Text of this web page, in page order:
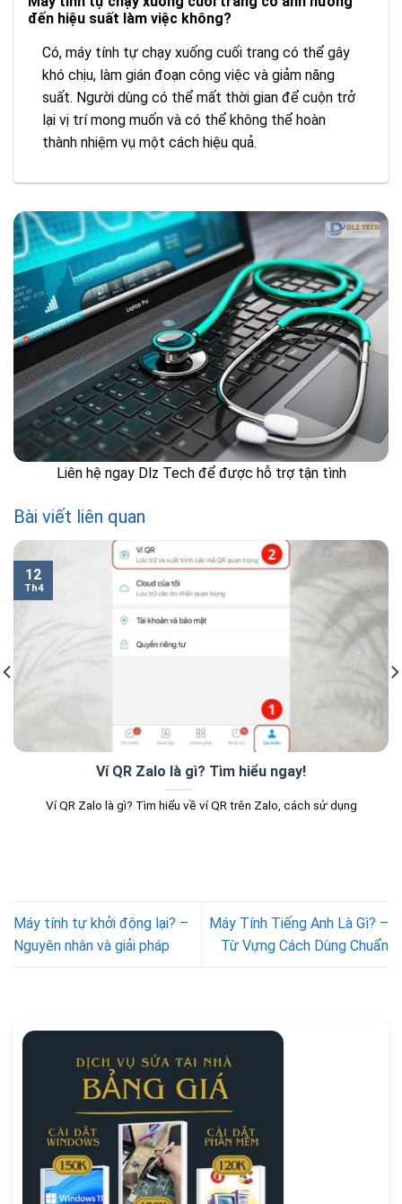
đến hiệu suất làm việc không?
Có, máy tính tự chạy xuống cuối trang có thể gây
khó chịu, làm gián đoạn công việc và giảm năng
suất. Người dùng có thể mất thời gian để cuộn trở
lại vị trí mong muốn và có thể không thể hoàn
thành nhiệm vụ một cách hiệu quả.
Liên hệ ngay Dlz Tech để được hỗ trợ tận tình
Bài viết liên quan
Ví QR Zalo là gì? Tìm hiểu ngay!
Ví QR Zalo là gì? Tìm hiểu về ví QR trên Zalo, cách sử dụng
12
Th4
Máy tính tự khởi động lại? –
Nguyên nhân và giải pháp
Máy Tính Tiếng Anh Là Gì? –
Từ Vựng Cách Dùng Chuẩn